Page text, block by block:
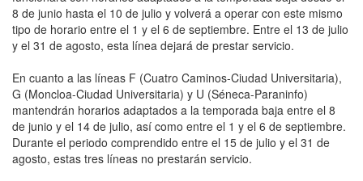
8 de junio hasta el 10 de julio y volverá a operar con este mismo
tipo de horario entre el 1 y el 6 de septiembre. Entre el 13 de julio
y el 31 de agosto, esta línea dejará de prestar servicio.
En cuanto a las líneas F (Cuatro Caminos-Ciudad Universitaria),
G (Moncloa-Ciudad Universitaria) y U (Séneca-Paraninfo)
mantendrán horarios adaptados a la temporada baja entre el 8
de junio y el 14 de julio, así como entre el 1 y el 6 de septiembre.
Durante el periodo comprendido entre el 15 de julio y el 31 de
agosto, estas tres líneas no prestarán servicio.